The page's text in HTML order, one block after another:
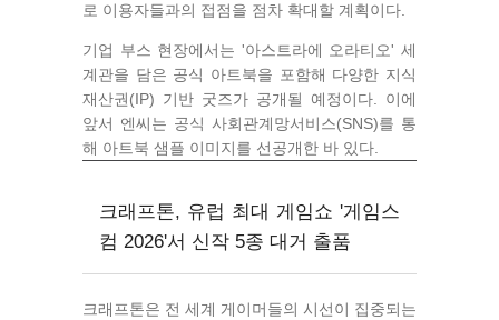
로 이용자들과의 접점을 점차 확대할 계획이다.
기업 부스 현장에서는 '아스트라에 오라티오' 세
계관을 담은 공식 아트북을 포함해 다양한 지식
재산권(IP) 기반 굿즈가 공개될 예정이다. 이에
앞서 엔씨는 공식 사회관계망서비스(SNS)를 통
해 아트북 샘플 이미지를 선공개한 바 있다.
크래프톤, 유럽 최대 게임쇼 '게임스
컴 2026'서 신작 5종 대거 출품
크래프톤은 전 세계 게이머들의 시선이 집중되는